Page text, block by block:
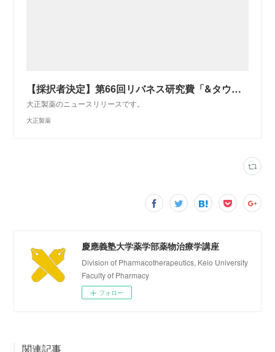
【採択者決定】第66回リバネス研究費「&タウリン賞」｜大正製薬
大正製薬のニュースリリースです。
大正製薬
慶應義塾大学薬学部薬物治療学講座
Division of Pharmacotherapeutics, Keio University
Faculty of Pharmacy
フォロー
関連記事